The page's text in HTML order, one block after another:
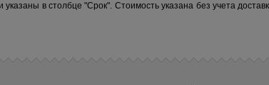
в столбце "Срок". Стоимость указана без учета